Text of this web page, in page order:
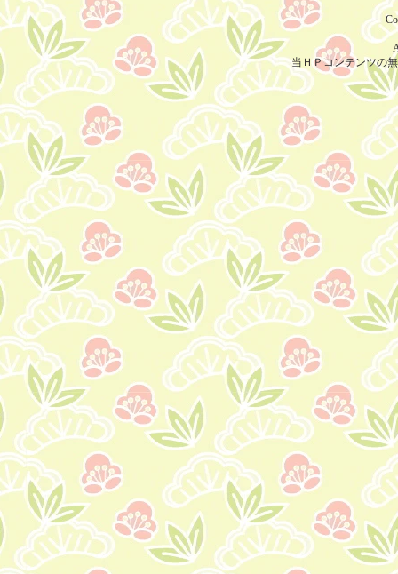
当ＨＰコンテンツの